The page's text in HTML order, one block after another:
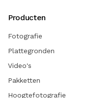
Producten
Fotografie
Plattegronden
Video's
Pakketten
Hoogtefotografie